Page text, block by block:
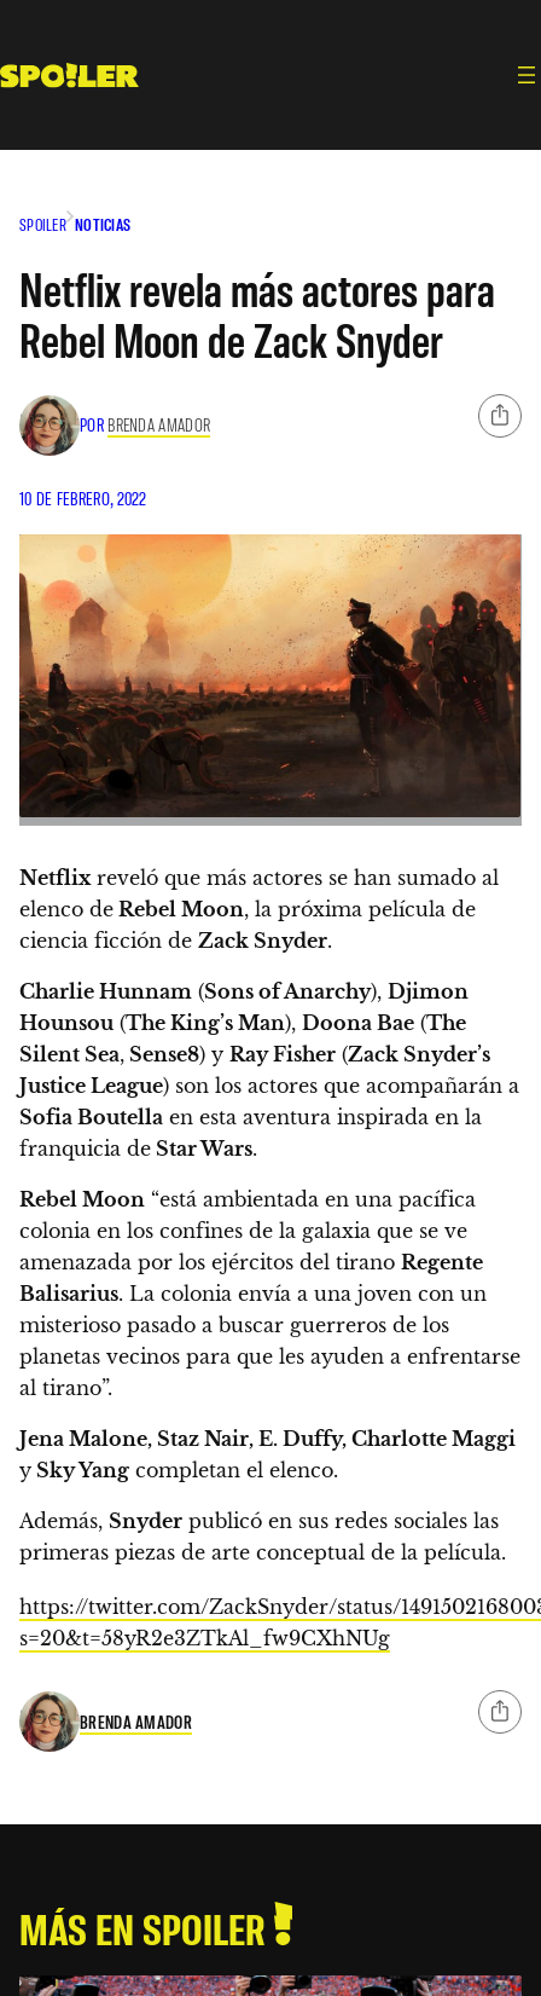
contenido
SPOILER NOTICIAS
Netflix revela más actores para
Rebel Moon de Zack Snyder
POR BRENDA AMADOR
10 DE FEBRERO, 2022
Netflix reveló que más actores se han sumado al
elenco de Rebel Moon, la próxima película de
ciencia ficción de Zack Snyder.
Charlie Hunnam (Sons of Anarchy), Djimon
Hounsou (The King’s Man), Doona Bae (The
Silent Sea, Sense8) y Ray Fisher (Zack Snyder’s
Justice League) son los actores que acompañarán a
Sofia Boutella en esta aventura inspirada en la
franquicia de Star Wars.
Rebel Moon “está ambientada en una pacífica
colonia en los confines de la galaxia que se ve
amenazada por los ejércitos del tirano Regente
Balisarius. La colonia envía a una joven con un
misterioso pasado a buscar guerreros de los
planetas vecinos para que les ayuden a enfrentarse
al tirano”.
Jena Malone, Staz Nair, E. Duffy, Charlotte Maggi
y Sky Yang completan el elenco.
Además, Snyder publicó en sus redes sociales las
primeras piezas de arte conceptual de la película.
https://twitter.com/ZackSnyder/status/
s=20&t=58yR2e3ZTkAl_fw9CXhNUg
BRENDA AMADOR
MÁS EN SPOILER